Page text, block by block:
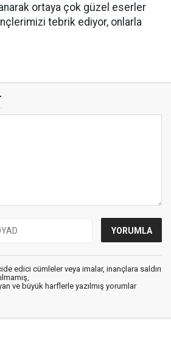
ortaya çok güzel eserler
tebrik ediyor, onlarla
edici cümleler veya imalar, inançlara saldırı
ve büyük harflerle yazılmış yorumlar